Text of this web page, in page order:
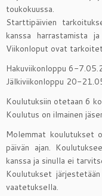
toukokuussa.
Starttipäivien
kanssa harrastamista
Viikonloput ovat
Hakuviikonloppu 6-
Jälkiviikonloppu 20-
Koulutuksiin otetaan 6
Koulutus on ilmainen
Molemmat koulutukset
päivän ajan.
kanssa ja sinulla ei
Koulutukset
vaatetuksella.